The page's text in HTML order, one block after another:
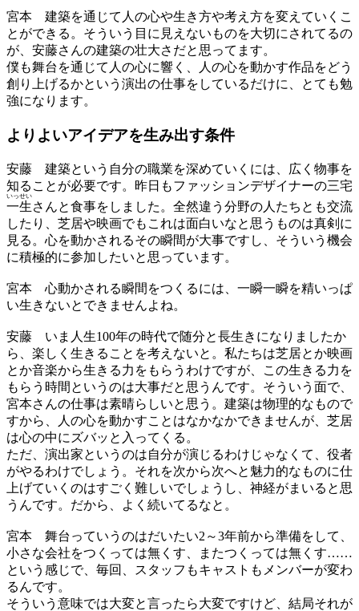
宮本 建築を通じて人の心や生き方や考え方を変えていくこ
とができる。そういう目に見えないものを大切にされてるの
が、安藤さんの建築の壮大さだと思ってます。
僕も舞台を通じて人の心に響く、人の心を動かす作品をどう
創り上げるかという演出の仕事をしているだけに、とても勉
強になります。
よりよいアイデアを生み出す条件
安藤 建築という自分の職業を深めていくには、広く物事を
知ることが必要です。昨日もファッションデザイナーの三宅
一生
いっせい
さんと食事をしました。全然違う分野の人たちとも交流
したり、芝居や映画でもこれは面白いなと思うものは真剣に
見る。心を動かされるその瞬間が大事ですし、そういう機会
に積極的に参加したいと思っています。
宮本 心動かされる瞬間をつくるには、一瞬一瞬を精いっぱ
い生きないとできませんよね。
安藤 いま人生100年の時代で随分と長生きになりましたか
ら、楽しく生きることを考えないと。私たちは芝居とか映画
とか音楽から生きる力をもらうわけですが、この生きる力を
もらう時間というのは大事だと思うんです。そういう面で、
宮本さんの仕事は素晴らしいと思う。建築は物理的なもので
すから、人の心を動かすことはなかなかできませんが、芝居
は心の中にズバッと入ってくる。
ただ、演出家というのは自分が演じるわけじゃなくて、役者
がやるわけでしょう。それを次から次へと魅力的なものに仕
上げていくのはすごく難しいでしょうし、神経がまいると思
うんです。だから、よく続いてるなと。
宮本 舞台っていうのはだいたい2～3年前から準備をして、
小さな会社をつくっては無くす、またつくっては無くす……
という感じで、毎回、スタッフもキャストもメンバーが変わ
るんです。
そういう意味では大変と言ったら大変ですけど、結局それが